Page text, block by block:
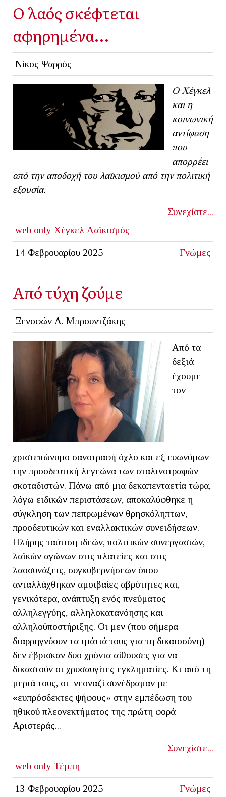
Ο λαός σκέφτεται
αφηρημένα…
Νίκος Ψαρρός
Ο Χέγκελ
και η
κοινωνική
αντίφαση
που
απορρέει
από την αποδοχή του λαϊκισμού από την πολιτική
εξουσία.
Συνεχίστε...
web only Χέγκελ Λαϊκισμός
14 Φεβρουαρίου 2025 Γνώμες
Από τύχη ζούμε
Ξενοφών Α. Μπρουντζάκης
Από τα
δεξιά
έχουμε
τον
χριστεπώνυμο σανοτραφή όχλο και εξ ευωνύμων
την προοδευτική λεγεώνα των σταλινοτραφών
σκοταδιστών. Πάνω από μια δεκαπενταετία τώρα,
λόγω ειδικών περιστάσεων, αποκαλύφθηκε η
σύγκληση των πεπρωμένων θρησκόληπτων,
προοδευτικών και εναλλακτικών συνειδήσεων.
Πλήρης ταύτιση ιδεών, πολιτικών συνεργασιών,
λαϊκών αγώνων στις πλατείες και στις
λαοσυνάξεις, συγκυβερνήσεων όπου
ανταλλάχθηκαν αμοιβαίες αβρότητες και,
γενικότερα, ανάπτυξη ενός πνεύματος
αλληλεγγύης, αλληλοκατανόησης και
αλληλοϋποστήριξης. Οι μεν (που σήμερα
διαρρηγνύουν τα ιμάτιά τους για τη δικαιοσύνη)
δεν έβρισκαν δυο χρόνια αίθουσες για να
δικαστούν οι χρυσαυγίτες εγκληματίες. Κι από τη
μεριά τους, οι νεοναζί συνέδραμαν με
«ευπρόσδεκτες ψήφους» στην εμπέδωση του
ηθικού πλεονεκτήματος της πρώτη φορά
Αριστεράς...
Συνεχίστε...
web only Τέμπη
13 Φεβρουαρίου 2025 Γνώμες